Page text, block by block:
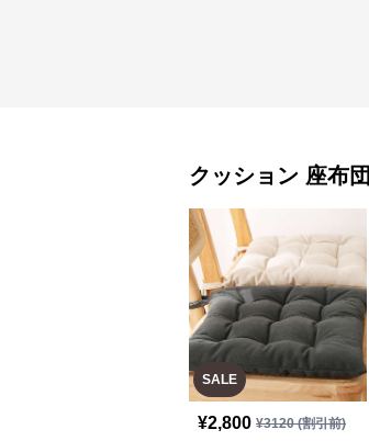
クッション 座布団
SALE
¥2,800 ¥3120(割引前)